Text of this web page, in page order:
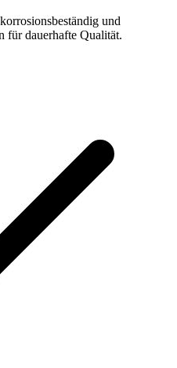
und
für dauerhafte Qualität.